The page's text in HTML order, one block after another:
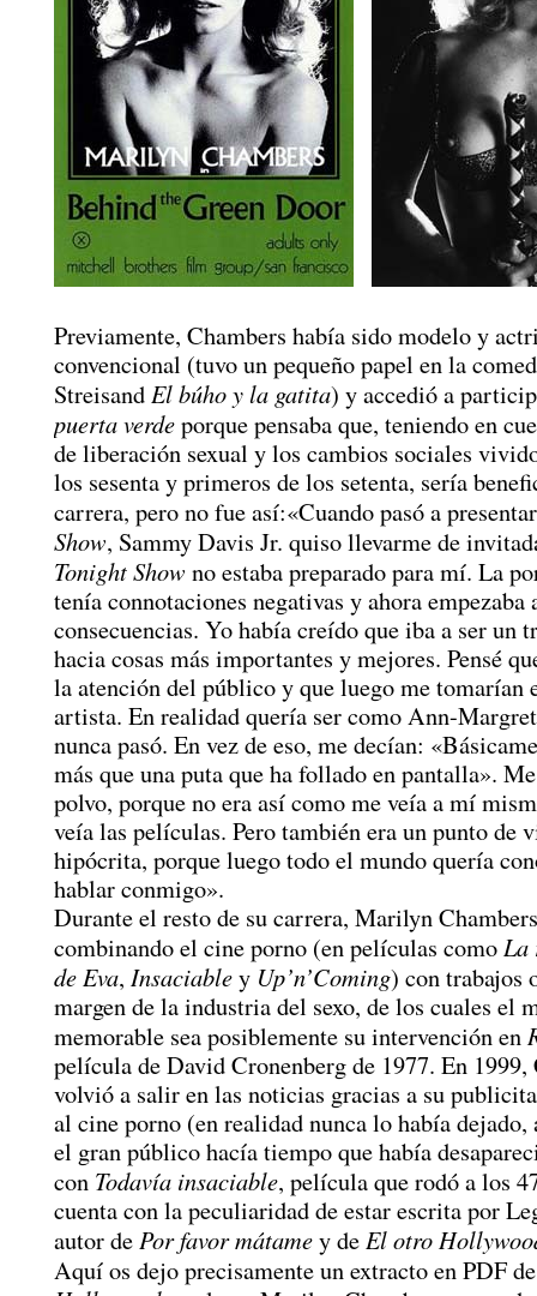
Previamente, Chambers había sido modelo y
convencional (tuvo un pequeño papel en la
Streisand El búho y la gatita) y accedió a
puerta verdeporque pensaba que, teniendo en
de liberación sexual y los cambios sociales
los sesenta y primeros de los setenta, sería
carrera, pero no fue así:«Cuando pasó a
Show, Sammy Davis Jr. quiso llevarme de
Tonight Show no estaba preparado para mí. La
tenía connotaciones negativas y ahora empezaba
consecuencias. Yo había creído que iba a ser un
hacia cosas más importantes y mejores. Pensé
la atención del público y que luego me tomarían
artista. En realidad quería ser como Ann-
nunca pasó. En vez de eso, me decían:
más que una puta que ha follado en pantalla».
polvo, porque no era así como me veía a mí
veía las películas. Pero también era un punto de
hipócrita, porque luego todo el mundo quería
hablar conmigo».
Durante el resto de su carrera, Marilyn
combinando el cine porno (en películas como La
de Eva, Insaciabley Up’n’Coming) con trabajos
margen de la industria del sexo, de los cuales el
memorable sea posiblemente su intervención en
película de David Cronenberg de 1977. En 1999,
volvió a salir en las noticias gracias a su
al cine porno (en realidad nunca lo había dejado,
el gran público hacía tiempo que había
con Todavía insaciable, película que rodó a los
cuenta con la peculiaridad de estar escrita por
autor de Por favor mátamey de El otro
Aquí os dejo precisamente un extracto en PDF